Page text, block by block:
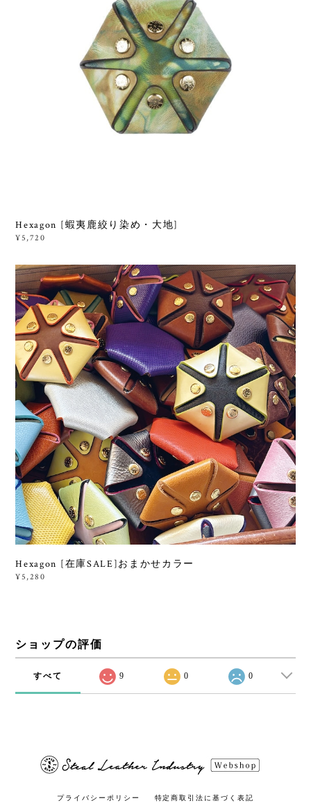
Hexagon [蝦夷鹿絞り染め・大地]
¥5,720
Hexagon [在庫SALE]おまかせカラー
¥5,280
ショップの評価
すべて 9 0 0
プライバシーポリシー 特定商取引法に基づく表記